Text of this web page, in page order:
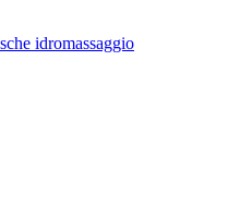
idromassaggio